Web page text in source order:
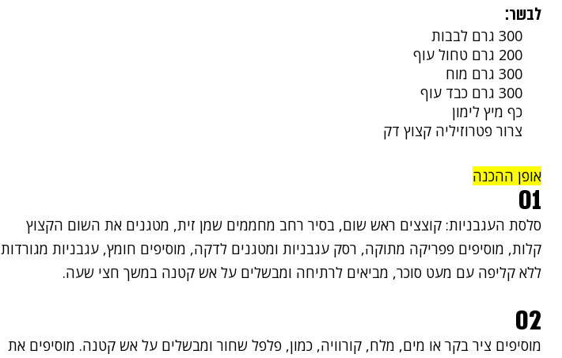
לבשר:
300 גרם לבבות
200 גרם טחול עוף
300 גרם מוח
300 גרם כבד עוף
כף מיץ לימון
צרור פטרוזיליה קצוץ דק
אופן ההכנה
01
סלסת העגבניות: קוצצים ראש שום, בסיר רחב מחממים שמן זית, מטגנים את השום הקצוץ
קלות, מוסיפים פפריקה מתוקה, רסק עגבניות ומטגנים לדקה, מוסיפים חומץ, עגבניות מגורדות
ללא קליפה עם מעט סוכר, מביאים לרתיחה ומבשלים על אש קטנה במשך חצי שעה.
02
מוסיפים ציר בקר או מים, מלח, קורוויה, כמון, פלפל שחור ומבשלים על אש קטנה. מוסיפים את